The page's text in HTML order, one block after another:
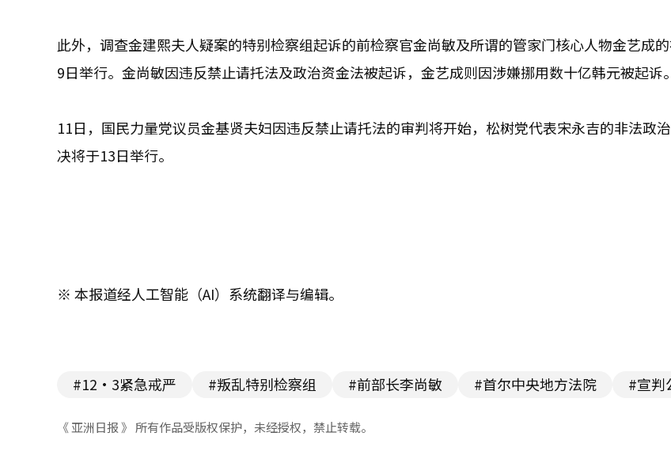
此外，调查金建熙夫人疑案的特别检察组起诉的前检察官金尚敏及所谓的管家门核心人物金艺成
9日举行。金尚敏因违反禁止请托法及政治资金法被起诉，金艺成则因涉嫌挪用数十亿韩元被起诉。
11日，国民力量党议员金基贤夫妇因违反禁止请托法的审判将开始，松树党代表宋永吉的非法政
决将于13日举行。
※ 本报道经人工智能（AI）系统翻译与编辑。
#12·3紧急戒严 #叛乱特别检察组 #前部长李尚敏 #首尔中央地方法院 #宣判
《 亚洲日报 》 所有作品受版权保护，未经授权，禁止转载。